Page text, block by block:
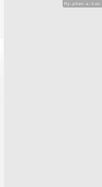
Hy-phen-a-tion